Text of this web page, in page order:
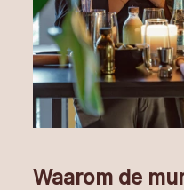
Waarom de